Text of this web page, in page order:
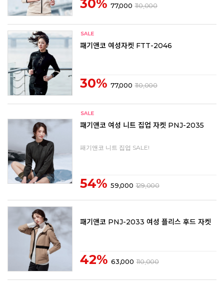
30% 77,000 110,000
패기앤코 여성자켓 FTT-2046
30% 77,000 110,000
패기앤코 여성 니트 집업 자켓 PNJ-2035
패기앤코 니트 집업 SALE!
54% 59,000 129,000
패기앤코 PNJ-2033 여성 플리스 후드 자켓
42% 63,000 110,000